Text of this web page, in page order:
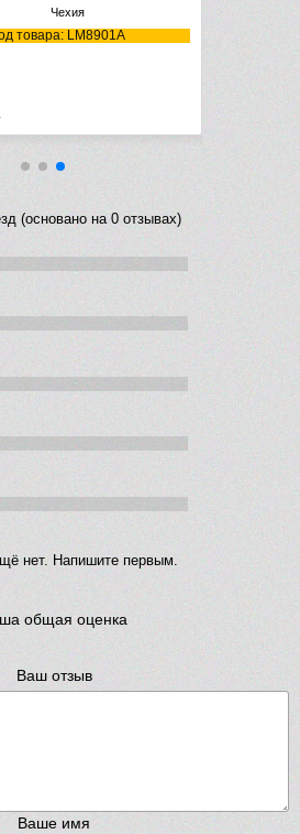
Чехия
товара: LM8901A
(основано на 0 отзывах)
нет. Напишите первым.
общая оценка
Ваш отзыв
Ваше имя